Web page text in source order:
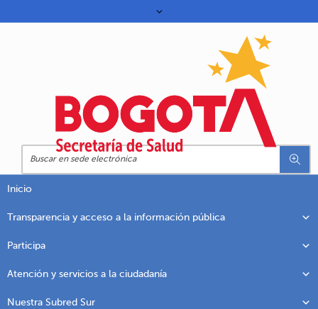
Inicio
Transparencia y acceso a la información pública
Participa
Atención y servicios a la ciudadanía
Nuestra Subred Sur